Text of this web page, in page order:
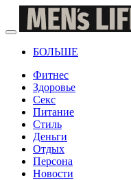
БОЛЬШЕ
Фитнес
Здоровье
Секс
Питание
Стиль
Деньги
Отдых
Персона
Новости